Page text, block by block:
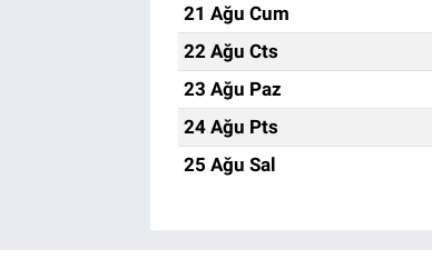
21 Ağu Cum
22 Ağu Cts
23 Ağu Paz
24 Ağu Pts
25 Ağu Sal